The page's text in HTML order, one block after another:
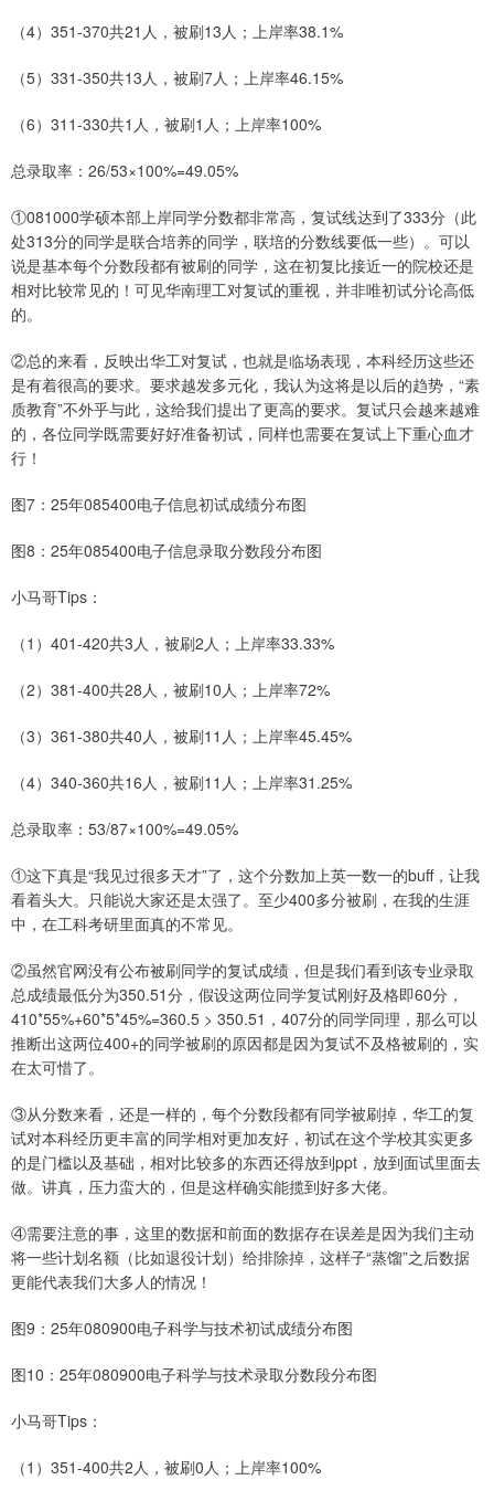
（4）351-370共21人，被刷13人；上岸率38.1%
（5）331-350共13人，被刷7人；上岸率46.15%
（6）311-330共1人，被刷1人；上岸率100%
总录取率：26/53×100%=49.05%
①081000学硕本部上岸同学分数都非常高，复试线达到了333分（此
处313分的同学是联合培养的同学，联培的分数线要低一些）。可以
说是基本每个分数段都有被刷的同学，这在初复比接近一的院校还是
相对比较常见的！可见华南理工对复试的重视，并非唯初试分论高低
的。
②总的来看，反映出华工对复试，也就是临场表现，本科经历这些还
是有着很高的要求。要求越发多元化，我认为这将是以后的趋势，“素
质教育”不外乎与此，这给我们提出了更高的要求。复试只会越来越难
的，各位同学既需要好好准备初试，同样也需要在复试上下重心血才
行！
图7：25年085400电子信息初试成绩分布图
图8：25年085400电子信息录取分数段分布图
小马哥Tips：
（1）401-420共3人，被刷2人；上岸率33.33%
（2）381-400共28人，被刷10人；上岸率72%
（3）361-380共40人，被刷11人；上岸率45.45%
（4）340-360共16人，被刷11人；上岸率31.25%
总录取率：53/87×100%=49.05%
①这下真是“我见过很多天才”了，这个分数加上英一数一的buff，让我
看着头大。只能说大家还是太强了。至少400多分被刷，在我的生涯
中，在工科考研里面真的不常见。
②虽然官网没有公布被刷同学的复试成绩，但是我们看到该专业录取
总成绩最低分为350.51分，假设这两位同学复试刚好及格即60分，
410*55%+60*5*45%=360.5 > 350.51，407分的同学同理，那么可以
推断出这两位400+的同学被刷的原因都是因为复试不及格被刷的，实
在太可惜了。
③从分数来看，还是一样的，每个分数段都有同学被刷掉，华工的复
试对本科经历更丰富的同学相对更加友好，初试在这个学校其实更多
的是门槛以及基础，相对比较多的东西还得放到ppt，放到面试里面去
做。讲真，压力蛮大的，但是这样确实能揽到好多大佬。
④需要注意的事，这里的数据和前面的数据存在误差是因为我们主动
将一些计划名额（比如退役计划）给排除掉，这样子“蒸馏”之后数据
更能代表我们大多人的情况！
图9：25年080900电子科学与技术初试成绩分布图
图10：25年080900电子科学与技术录取分数段分布图
小马哥Tips：
（1）351-400共2人，被刷0人；上岸率100%